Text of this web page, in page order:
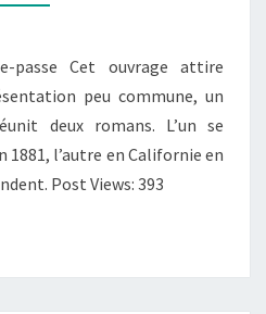
passe Cet ouvrage attire
peu commune, un
deux romans. L’un se
l’autre en Californie en
Post Views: 393